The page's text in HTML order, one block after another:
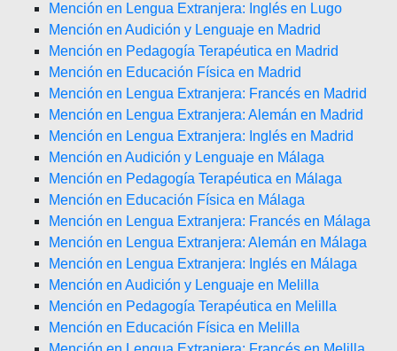
Mención en Lengua Extranjera: Inglés en Lugo
Mención en Audición y Lenguaje en Madrid
Mención en Pedagogía Terapéutica en Madrid
Mención en Educación Física en Madrid
Mención en Lengua Extranjera: Francés en Madrid
Mención en Lengua Extranjera: Alemán en Madrid
Mención en Lengua Extranjera: Inglés en Madrid
Mención en Audición y Lenguaje en Málaga
Mención en Pedagogía Terapéutica en Málaga
Mención en Educación Física en Málaga
Mención en Lengua Extranjera: Francés en Málaga
Mención en Lengua Extranjera: Alemán en Málaga
Mención en Lengua Extranjera: Inglés en Málaga
Mención en Audición y Lenguaje en Melilla
Mención en Pedagogía Terapéutica en Melilla
Mención en Educación Física en Melilla